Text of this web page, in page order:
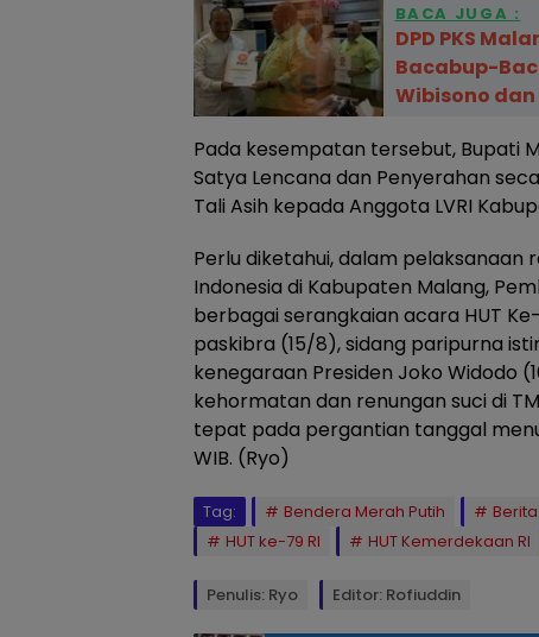
BACA JUGA :
DPD PKS
Bacabup-
Wibisono
Pada kesempatan tersebut, Bupati
Satya Lencana dan Penyerahan
Tali Asih kepada Anggota LVRI
Perlu diketahui, dalam pelaksanaan
Indonesia di Kabupaten Malang,
berbagai serangkaian acara HUT
paskibra (15/8), sidang paripurna
kenegaraan Presiden Joko Widodo
kehormatan dan renungan suci di
tepat pada pergantian tanggal
WIB. (Ryo)
Tag: Bendera Merah Putih
HUT ke-79 RI
HUT Kemerdekaan RI
Penulis: Ryo Editor: Rofiuddin